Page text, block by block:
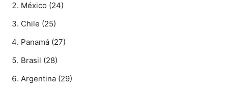
México (24)
Chile (25)
Panamá (27)
Brasil (28)
Argentina (29)